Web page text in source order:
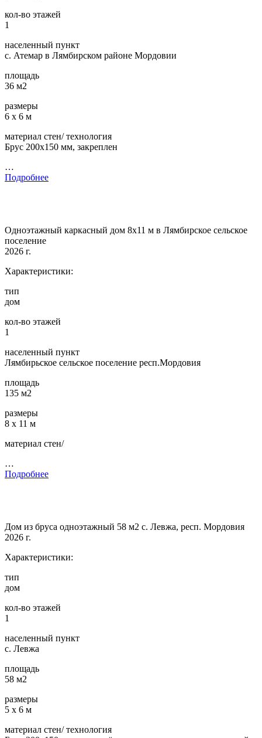
кол-во этажей
1
населенный пункт
с. Атемар в Лямбирском районе Мордовии
площадь
36 м2
размеры
6 х 6 м
материал стен/ технология
Брус 200х150 мм, закреплен
…
Подробнее
Одноэтажный каркасный дом 8х11 м в Лямбирское сельское
поселение
2026 г.
Характеристики:
тип
дом
кол-во этажей
1
населенный пункт
Лямбирьское сельское поселение респ.Мордовия
площадь
135 м2
размеры
8 х 11 м
материал стен/
…
Подробнее
Дом из бруса одноэтажный 58 м2 с. Левжа, респ. Мордовия
2026 г.
Характеристики:
тип
дом
кол-во этажей
1
населенный пункт
с. Левжа
площадь
58 м2
размеры
5 х 6 м
материал стен/ технология